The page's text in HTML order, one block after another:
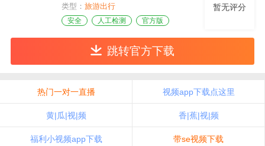
类型： 旅游出行
安全 人工检测 官方版
暂无评分
跳转官方下载
热门一对一直播 视频app下载点这里
黄|瓜|视|频 香|蕉|视|频
福利小视频app下载 带se视频下载